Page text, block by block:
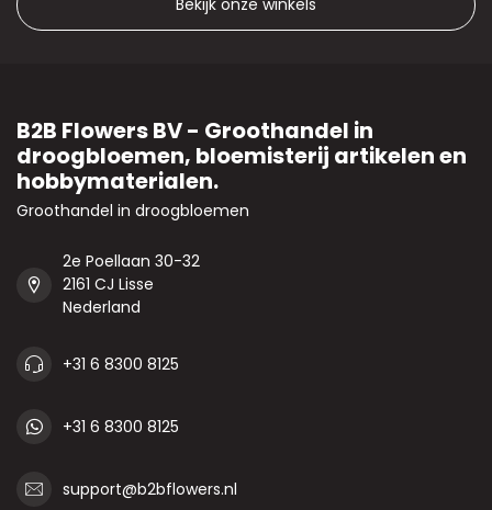
Bekijk onze winkels
B2B Flowers BV - Groothandel in
droogbloemen, bloemisterij artikelen en
hobbymaterialen.
Groothandel in droogbloemen
2e Poellaan 30-32
2161 CJ Lisse
Nederland
+31 6 8300 8125
+31 6 8300 8125
support@b2bflowers.nl